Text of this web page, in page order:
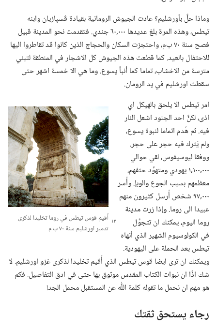
وماذا حلَّ بأورشليم؟‏ عادت الجيوش الرومانية بقيادة ڤسپازيان وابنه
تيطس،‏ وهذه المرة بلغ عديدها ٠٠٠‏,٦٠ جندي.‏ فتقدمت نحو المدينة قبيل
فصح سنة ٧٠ ب‌م،‏ واحتجزت السكان والحجاج الذين كانوا قد تقاطروا اليها
للاحتفال بالعيد.‏ كما قطعت هذه الجيوش كل الاشجار في المنطقة لتبني
مترسة من الاخشاب،‏ تماما كما أنبأ يسوع.‏ وما هي الا خمسة اشهر حتى
سقطت اورشليم في يد الرومان.‏
أُقيم قوس تيطس في روما تخليدا لذكرى
تدمير اورشليم سنة ٧٠ ب م
امر تيطس الا يلحق بالهيكل اي
اذى،‏ لكنَّ احد الجنود اشعل النار
فيه.‏ ثم هُدم اتماما لنبوة يسوع،‏
ولم يُترك فيه حجر على حجر.‏
ووفقا ليوسيفوس،‏ لقي حوالي
٠٠٠‏,١٠٠‏,١ يهودي ومتهوِّد حتفهم،‏
معظمهم بسبب الجوع والوبإ.‏ وأُسر
٠٠٠‏,٩٧ شخص أُرسل كثيرون منهم
عبيدا الى روما.‏ وإذا زرت مدينة
روما اليوم،‏ يمكنك انتتجوَّل
في الكولوسيوم الشهير الذي أنهاه
تيطس بعد الحملة على اليهودية.‏
ويمكنك ان ترى ايضا قوس تيطس الذي أُقيم تخليدا لذكرى غزو اورشليم.‏ لا
شك اذًا ان نبوات الكتاب المقدس موثوق بها حتى في ادق التفاصيل.‏ فكم
هو مهم ان نحمل ما تقوله كلمة اللّٰه عن المستقبل محمل الجد!‏
رجاء يستحق ثقتك